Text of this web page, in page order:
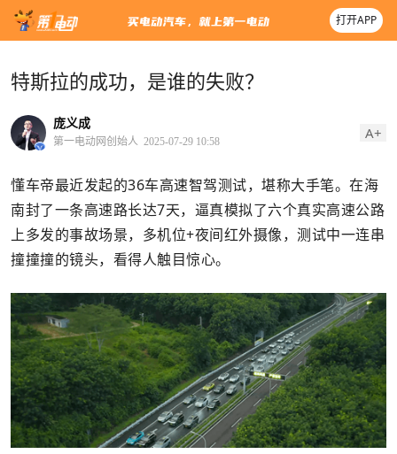
打开APP
特斯拉的成功，是谁的失败？
庞义成
第一电动网创始人 2025-07-29 10:58 A+
懂车帝最近发起的36车高速智驾测试，堪称大手笔。在海
南封了一条高速路长达7天，逼真模拟了六个真实高速公路
上多发的事故场景，多机位+夜间红外摄像，测试中一连串
撞撞撞的镜头，看得人触目惊心。